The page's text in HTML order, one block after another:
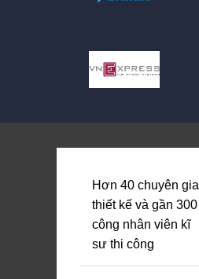
Hơn 40 chuyên gia
thiết kế và gần 300
công nhân viên kĩ
sư thi công